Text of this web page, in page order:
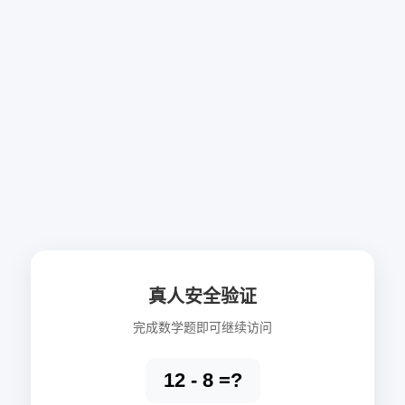
真人安全验证
完成数学题即可继续访问
12 - 8 =?